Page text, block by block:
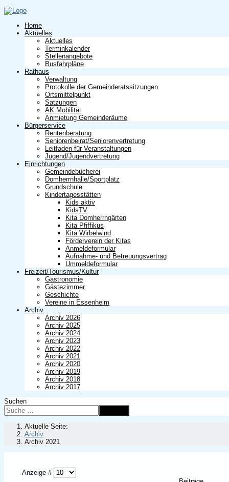
Home
Aktuelles
Aktuelles
Terminkalender
Stellenangebote
Busfahrpläne
Rathaus
Verwaltung
Protokolle der Gemeinderatssitzungen
Ortsmittelpunkt
Satzungen
AK Mobilität
Anmietung Gemeinderäume
Bürgerservice
Rentenberatung
Seniorenbeirat/Seniorenvertretung
Leitfaden für Veranstaltungen
Jugend/Jugendvertretung
Einrichtungen
Gemeindebücherei
Domherrnhalle/Sportplatz
Grundschule
Kindertagesstätten
Kids aktiv
KidsTV
Kita Domherrngärten
Kita Pfiffikus
Kita Wirbelwind
Förderverein der Kitas
Anmeldeformular
Aufnahme- und Betreuungsvertrag
Ummeldeformular
Freizeit/Tourismus/Kultur
Gastronomie
Gästezimmer
Geschichte
Vereine in Essenheim
Archiv
Archiv 2026
Archiv 2025
Archiv 2024
Archiv 2023
Archiv 2022
Archiv 2021
Archiv 2020
Archiv 2019
Archiv 2018
Archiv 2017
Suchen
Aktuelle Seite:
Archiv
Archiv 2021
Anzeige #